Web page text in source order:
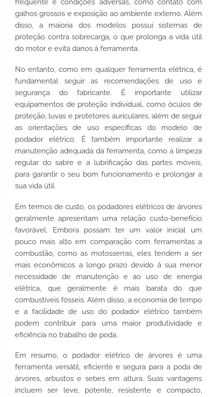
frequente e condições adversas, como contato com
galhos grossos e exposição ao ambiente externo. Além
disso, a maioria dos modelos possui sistemas de
proteção contra sobrecarga, o que prolonga a vida útil
do motor e evita danos à ferramenta.
No entanto, como em qualquer ferramenta elétrica, é
fundamental seguir as recomendações de uso e
segurança do fabricante. É importante utilizar
equipamentos de proteção individual, como óculos de
proteção, luvas e protetores auriculares, além de seguir
as orientações de uso específicas do modelo de
podador elétrico. É também importante realizar a
manutenção adequada da ferramenta, como a limpeza
regular do sabre e a lubrificação das partes móveis,
para garantir o seu bom funcionamento e prolongar a
sua vida útil.
Em termos de custo, os podadores elétricos de árvores
geralmente apresentam uma relação custo-benefício
favorável. Embora possam ter um valor inicial um
pouco mais alto em comparação com ferramentas a
combustão, como as motosserras, eles tendem a ser
mais econômicos a longo prazo devido à sua menor
necessidade de manutenção e ao uso de energia
elétrica, que geralmente é mais barata do que
combustíveis fósseis. Além disso, a economia de tempo
e a facilidade de uso do podador elétrico também
podem contribuir para uma maior produtividade e
eficiência no trabalho de poda.
Em resumo, o podador elétrico de árvores é uma
ferramenta versátil, eficiente e segura para a poda de
árvores, arbustos e sebes em altura. Suas vantagens
incluem ser leve, potente, resistente e compacto,